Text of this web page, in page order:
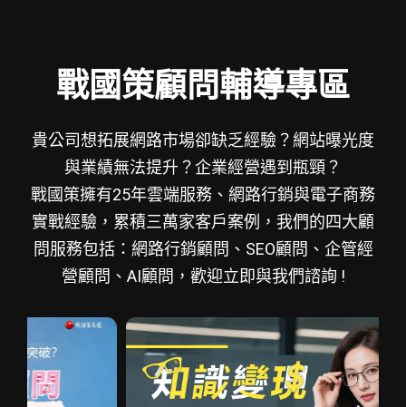
戰國策顧問輔導專區
貴公司想拓展網路市場卻缺乏經驗？網站曝光度
與業績無法提升？企業經營遇到瓶頸？
戰國策擁有25年雲端服務、網路行銷與電子商務
實戰經驗，累積三萬家客戶案例，我們的四大顧
問服務包括：網路行銷顧問、SEO顧問、企管經
營顧問、AI顧問，歡迎立即與我們諮詢 !